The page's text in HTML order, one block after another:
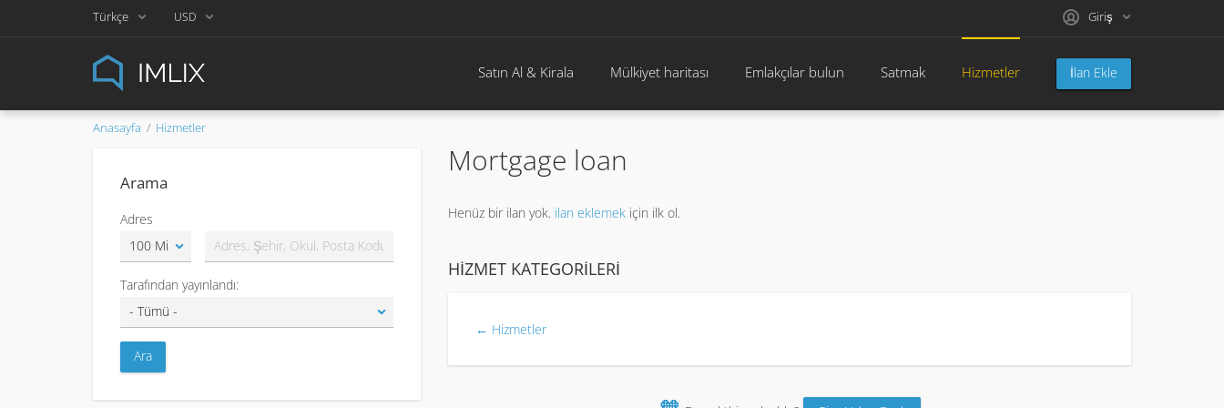
Türkçe USD Giriş
İlan Ekle
Satın Al & Kirala Mülkiyet haritası Emlakçılar bulun Satmak Hizmetler
Anasayfa Hizmetler
Arama
Adres
Tarafından yayınlandı:
Mortgage loan
Henüz bir ilan yok. ilan eklemek için ilk ol.
HIZMET KATEGORILERI
← Hizmetler